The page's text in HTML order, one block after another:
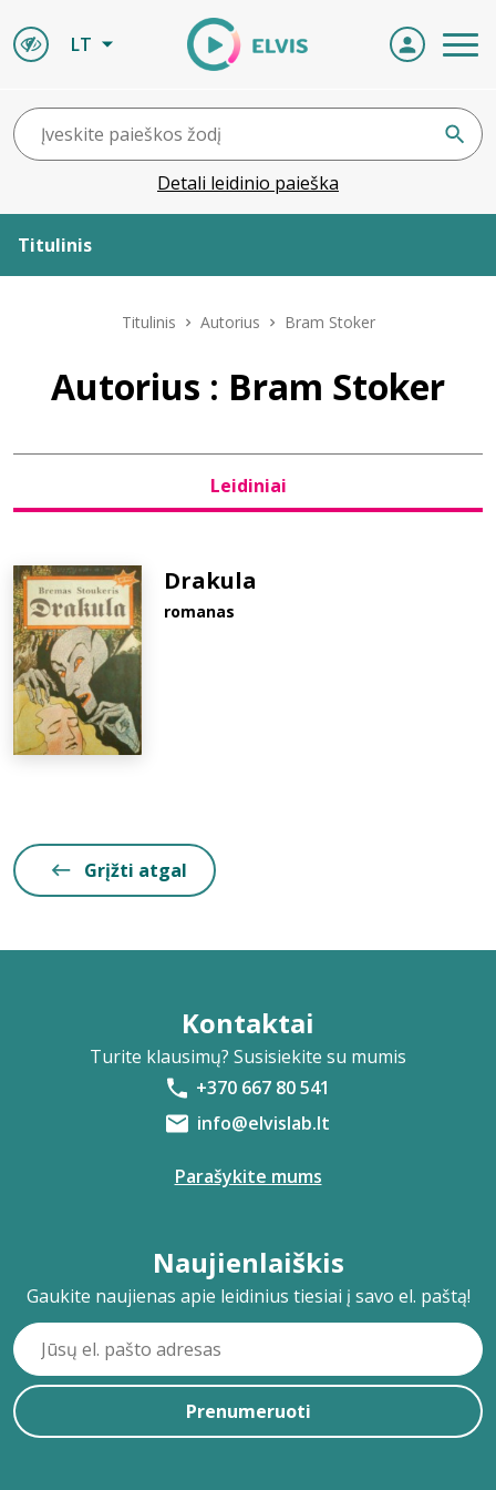
LT
Detali leidinio paieška
Titulinis
Leidiniai
D.U.K.
Titulinis Autorius Bram Stoker
Autorius : Bram Stoker
Leidiniai
Drakula
romanas
Grįžti atgal
Kontaktai
Turite klausimų? Susisiekite su mumis
+370 667 80 541
info@elvislab.lt
Parašykite mums
Naujienlaiškis
Gaukite naujienas apie leidinius tiesiai į savo el. paštą!
Prenumeruoti